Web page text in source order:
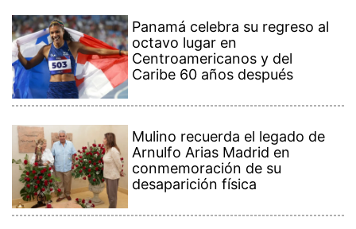
Panamá celebra su regreso al
octavo lugar en
Centroamericanos y del
Caribe 60 años después
Mulino recuerda el legado de
Arnulfo Arias Madrid en
conmemoración de su
desaparición física